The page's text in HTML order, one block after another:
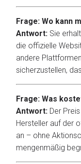
Frage: Wo kann
Antwort: Sie
die offizielle
andere
sicherzustellen,
Frage: Was
Antwort: Der
Hersteller auf der
an – ohne
mengenmäßig